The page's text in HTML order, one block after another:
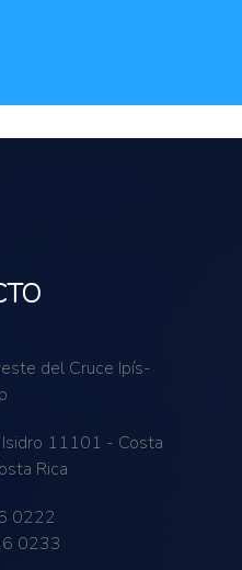
del Cruce Ipís-
Isidro 11101 - Costa
Rica
0222
0233